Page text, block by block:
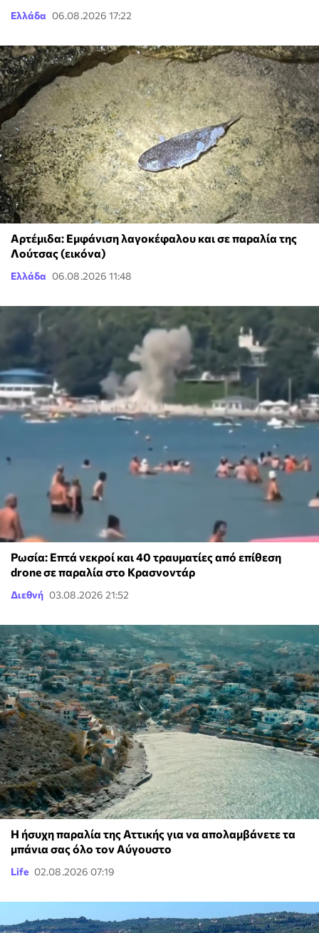
Ελλάδα 06.08.2026 17:22
Αρτέμιδα: Εμφάνιση λαγοκέφαλου και σε παραλία της
Λούτσας (εικόνα)
Ελλάδα 06.08.2026 11:48
Ρωσία: Επτά νεκροί και 40 τραυματίες από επίθεση
drone σε παραλία στο Κρασνοντάρ
Διεθνή 03.08.2026 21:52
Η ήσυχη παραλία της Αττικής για να απολαμβάνετε τα
μπάνια σας όλο τον Αύγουστο
Life 02.08.2026 07:19